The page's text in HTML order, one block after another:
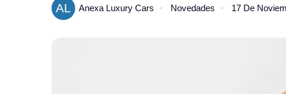
AL Anexa Luxury Cars Novedades 17 De